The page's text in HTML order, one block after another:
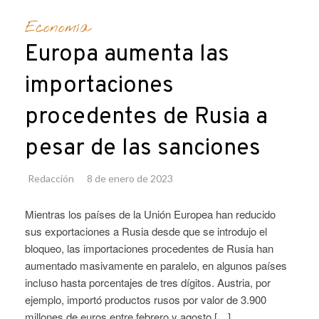
Economía
Europa aumenta las
importaciones
procedentes de Rusia a
pesar de las sanciones
Redacción 8 de enero de 2023
Mientras los países de la Unión Europea han reducido
sus exportaciones a Rusia desde que se introdujo el
bloqueo, las importaciones procedentes de Rusia han
aumentado masivamente en paralelo, en algunos países
incluso hasta porcentajes de tres dígitos. Austria, por
ejemplo, importó productos rusos por valor de 3.900